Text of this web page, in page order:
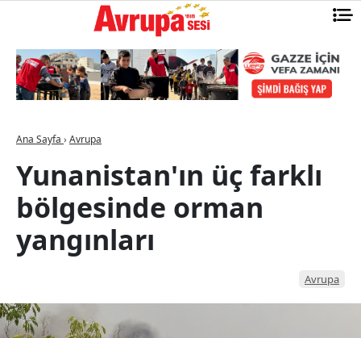
Ana Sayfa › Avrupa
Yunanistan'ın üç farklı
bölgesinde orman
yangınları
Avrupa